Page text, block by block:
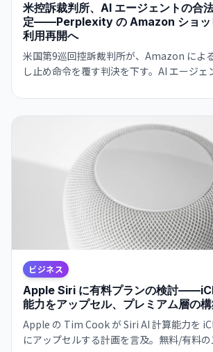
米控訴裁判所、AI エージェントの合
定——Perplexity の Amazon ショッ
利用再開へ
米国第9巡回控訴裁判所が、Amazon によ
し止め命令を覆す判決を下す。AI エージェ
にした。これは AI エージェント産業全体
ビジネス
Apple Siri に有料プランの検討
能力をアップセル、プレミアム層の
Apple の Tim Cook が Siri AI 計算能力を
にアップセルする計画を言及。無料/有料の